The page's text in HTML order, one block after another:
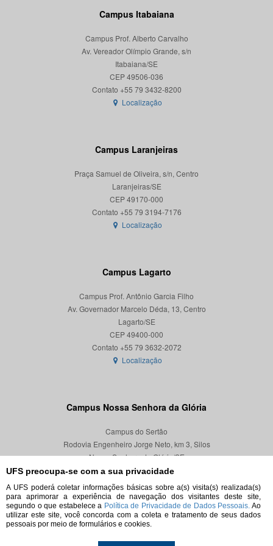
UFS preocupa-se com a sua privacidade
A UFS poderá coletar informações básicas sobre a(s) visita(s) realizada(s)
para aprimorar a experiência de navegação dos visitantes deste site,
segundo o que estabelece a Política de Privacidade de Dados Pessoais. Ao
utilizar este site, você concorda com a coleta e tratamento de seus dados
pessoais por meio de formulários e cookies.
Campus Itabaiana
Campus Prof. Alberto Carvalho
Av. Vereador Olímpio Grande, s/n
Itabaiana/SE
CEP 49506-036
Localização
Campus Laranjeiras
Praça Samuel de Oliveira, s/n, Centro
Laranjeiras/SE
CEP 49170-000
Localização
Campus Lagarto
Campus Prof. Antônio Garcia Filho
Av. Governador Marcelo Déda, 13, Centro
Lagarto/SE
CEP 49400-000
Localização
Campus Nossa Senhora da Glória
Campus do Sertão
Rodovia Engenheiro Jorge Neto, km 3, Silos
Nossa Senhora da Glória/SE
CEP 49680-000
Localização